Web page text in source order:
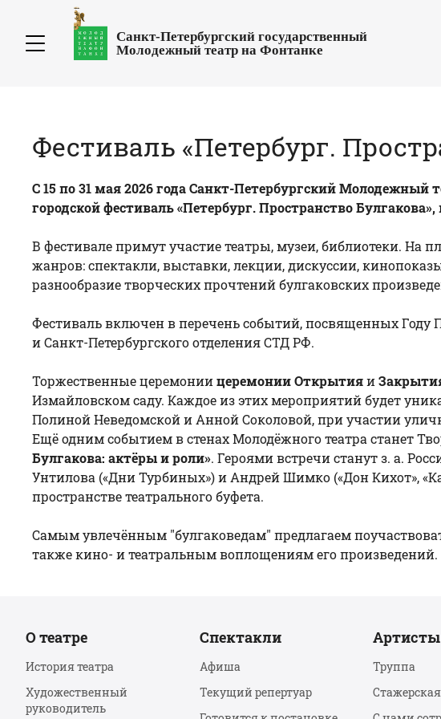
Санкт-Петербургский государственный
Молодежный театр на Фонтанке
Фестиваль «Петербург.
С 15 по 31 мая 2026 года Санкт-Петербургский
городской фестиваль «Петербург. Пространство
В фестивале примут участие театры, музеи, библиотеки. На
жанров: спектакли, выставки, лекции, дискуссии,
разнообразие творческих прочтений булгаковских
Фестиваль включен в перечень событий, посвященных Году
и Санкт-Петербургского отделения СТД РФ.
Торжественные церемониицеремонии Открытияи
Измайловском саду. Каждое из этих мероприятий будет
Полиной Неведомской и Анной Соколовой, при участии
Ещё одним событием в стенах Молодёжного театра станет
Булгакова: актёры и роли». Героями встречи станут з. а.
Унтилова («Дни Турбиных») и Андрей Шимко («Дон Кихот»,
пространстве театрального буфета.
Самым увлечённым "булгаковедам" предлагаем
также кино- и театральным воплощениям его произведений.
О театре
История театра
Художественный
руководитель
Спектакли
Афиша
Текущий репертуар
Артисты
Труппа